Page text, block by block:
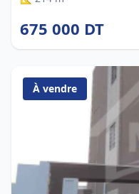
675 000 DT
À vendre